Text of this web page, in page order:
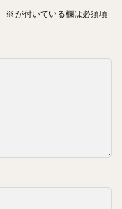
※ が付いている欄は必須項